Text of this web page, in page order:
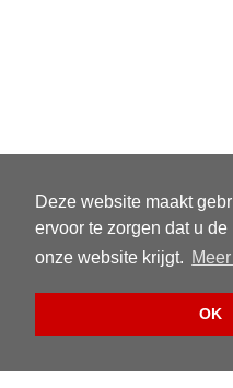
Deze website maakt
ervoor te zorgen dat u
onze website krijgt.
OK